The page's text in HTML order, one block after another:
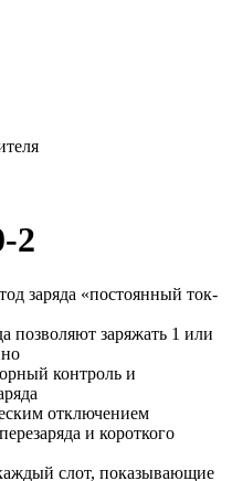
2
заряда «постоянный ток-
позволяют заряжать 1 или
контроль и
отключением
и короткого
слот, показывающие